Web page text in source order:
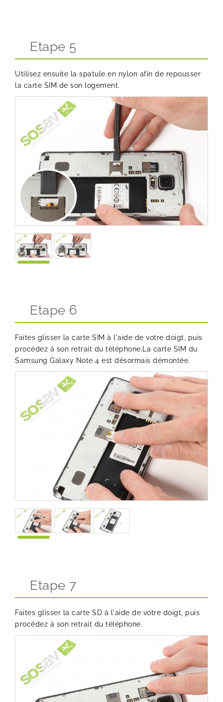
Etape 5
Utilisez ensuite la spatule en nylon afin de repousser
la carte SIM de son logement.
Etape 6
Faites glisser la carte SIM à l'aide de votre doigt, puis
procédez à son retrait du téléphone.La carte SIM du
Samsung Galaxy Note 4 est désormais démontée.
Etape 7
Faites glisser la carte SD à l'aide de votre doigt, puis
procédez à son retrait du téléphone.